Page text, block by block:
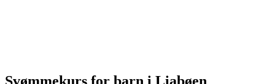
Svømmekurs for barn i Liabøen